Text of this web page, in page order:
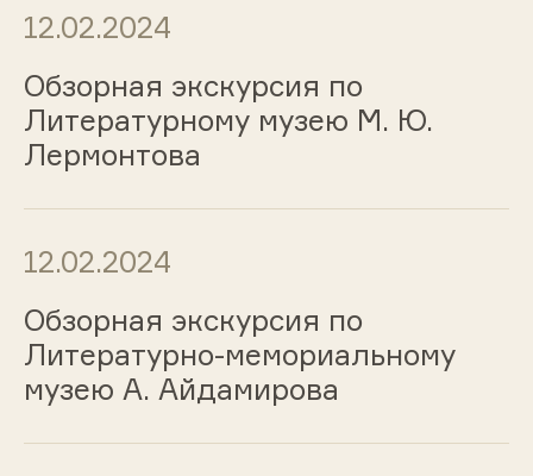
12.02.2024
Обзорная экскурсия по
Литературному музею М. Ю.
Лермонтова
12.02.2024
Обзорная экскурсия по
Литературно-мемориальному
музею А. Айдамирова